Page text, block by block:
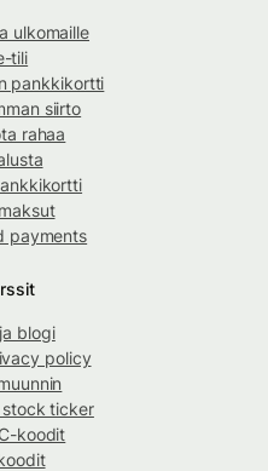
ulkomaille
tili
pankkikortti
siirto
rahaa
payments
blogi
policy
ticker
koodit